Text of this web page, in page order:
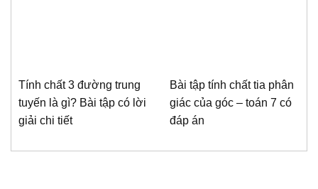
Tính chất 3 đường trung
tuyến là gì? Bài tập có lời
giải chi tiết
Bài tập tính chất tia phân
giác của góc – toán 7 có
đáp án